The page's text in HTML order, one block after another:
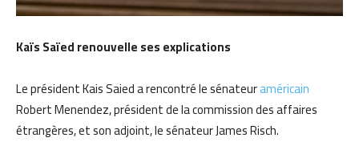
Kaïs Saïed renouvelle ses explications
Le président Kais Saied a rencontré le sénateuraméricain
Robert Menendez, président de la commission des affaires
étrangères, et son adjoint, le sénateur James Risch.